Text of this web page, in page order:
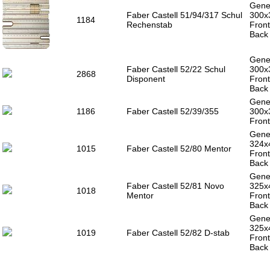
1184
Faber Castell 51/94/317 Schul
Rechenstab
2868
Faber Castell 52/22 Schul
Disponent
1186 Faber Castell 52/39/355
1015 Faber Castell 52/80 Mentor
1018
Faber Castell 52/81 Novo
Mentor
1019 Faber Castell 52/82 D-stab